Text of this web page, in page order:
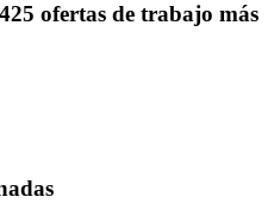
ofertas de trabajo más